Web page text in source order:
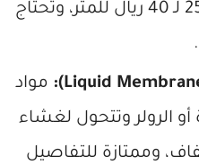
متوسط التكلفة من 25 لـ 40 ريال للمتر، وتحتاج
مواد
الرولر وتتحول لغشاء
وممتازة للتفاصيل